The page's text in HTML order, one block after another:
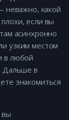
неважно, какой
если вы
асинхронно
узким местом
в любой
Дальше в
знакомиться
вы